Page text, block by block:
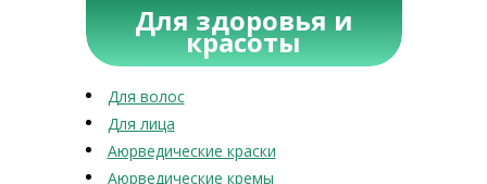
Для здоровья и
красоты
Для волос
Для лица
Аюрведические краски
Аюрведические кремы